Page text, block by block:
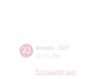
22 января
1923
20:00 Пн
Большой зал